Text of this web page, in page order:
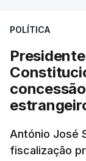
sistema mais
"Sempre que
eliminar
chegam a
um passo na
Presidente da
POLÍTICA
António José
fiscalização